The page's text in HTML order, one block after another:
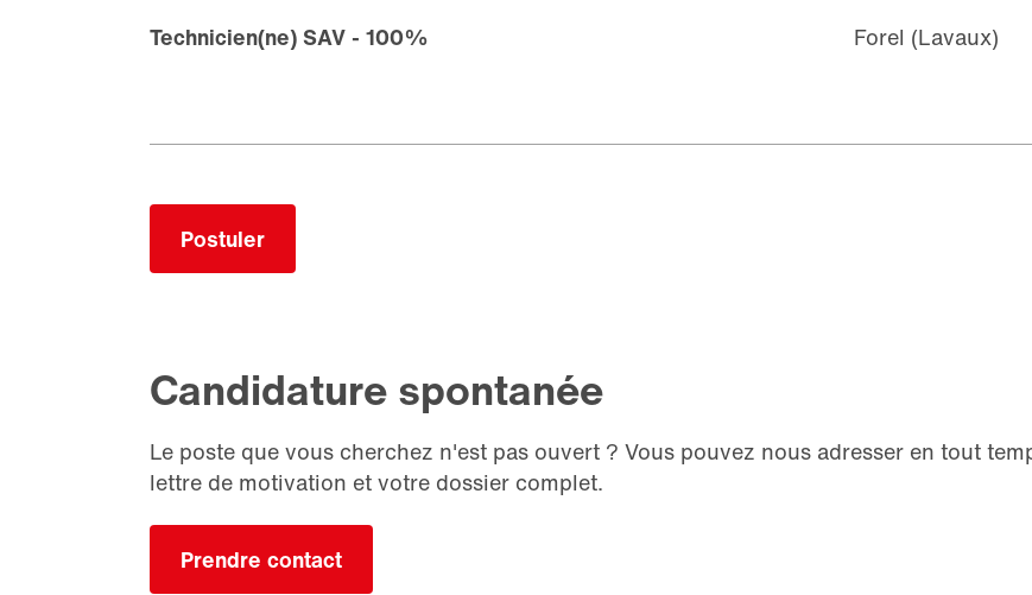
Technicien(ne) SAV - 100% Forel (Lavaux)
Postuler
Candidature spontanée
Le poste que vous cherchez n'est pas ouvert ? Vous pouvez nous adresser en tout
lettre de motivation et votre dossier complet.
Prendre contact